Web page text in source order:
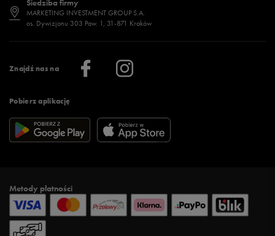
Znajdź nas na
Pobierz aplikację
Regulamin sklepu 50 style
Regulamin aplikacji 50 style
Więcej regulaminów >
Jak wybrać buty na zimę?
Więcej >
Stylizacje damskie
Sklepy stacjonarne
Klub 50 style
Praca
Informacje o firmie
Siedziba firmy
MARKETING INVESTMENT GROUP S.A.
os. Dywizjonu 303 Paw. 1, 31-871 Kraków
Metody płatności